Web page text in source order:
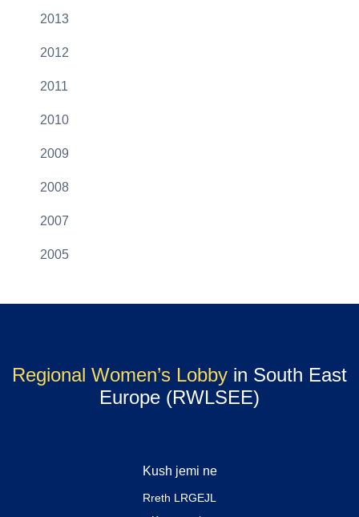
2013
2012
2011
2010
2009
2008
2007
2005
Regional Women’s Lobby in South East
Europe (RWLSEE)
Kush jemi ne
Rreth LRGEJL